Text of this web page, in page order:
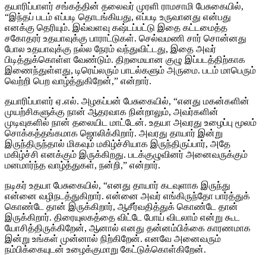
தயாரிப்பாளர் சங்கத்தின் தலைவர் முரளி ராமசாமி பேசுகையில்,
“இந்தப் படம் எப்படி தொடங்கியது, எப்படி உருவானது என்பது
எனக்கு தெரியும். இவ்வளவு கஷ்டப்பட்டு இதை கட்டமைத்த
சகோதரர் உதயாவுக்கு பாராட்டுகள். செல்வமணி சார் சொன்னது
போல உதயாவுக்கு நல்ல நேரம் வந்துவிட்டது, இதை அவர்
பிடித்துக்கொள்ள வேண்டும். திறமையான குழு இப்படத்திற்காக
இணைந்துள்ளது, டிரெய்லரும் பாடல்களும் அருமை. படம் மாபெரும்
வெற்றி பெற வாழ்த்துகிறேன்,” என்றார்.
தயாரிப்பாளர் ஏ.எல். அழகப்பன் பேசுகையில், “எனது மகன்களின்
முயற்சிகளுக்கு நான் ஆதரவாக நின்றாலும், அவர்களின்
முடிவுகளில் நான் தலையிட மாட்டேன். உதயா அவரது உழைப்பு மூலம்
சொக்கத்தங்கமாக ஜொலிக்கிறார். அவரது தாயார் இன்று
இருந்திருந்தால் மிகவும் மகிழ்ச்சியாக இருந்திருப்பார், அதே
மகிழ்ச்சி எனக்கும் இருக்கிறது. படக்குழுவினர் அனைவருக்கும்
மனமார்ந்த வாழ்த்துகள், நன்றி,” என்றார்.
நடிகர் உதயா பேசுகையில், “எனது தாயார் கடவுளாக இருந்து
என்னை வழிநடத்துகிறார். என்னை அவர் எங்கிருந்தோ பார்த்துக்
கொண்டே தான் இருக்கிறார், ஆசீர்வதித்துக் கொண்டே தான்
இருக்கிறார். திரையுலகத்தை விட்டே போய் விடலாம் என்று கூட
யோசித்திருக்கிறேன், ஆனால் எனது தன்னம்பிக்கை காரணமாக
இன்று உங்கள் முன்னால் நிற்கிறேன். எனவே அனைவரும்
நம்பிக்கையுடன் உழைக்குமாறு கேட்டுக்கொள்கிறேன்.